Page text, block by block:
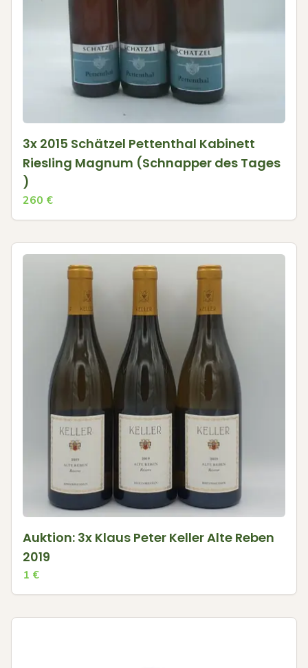
3x 2015 Schätzel Pettenthal Kabinett
Riesling Magnum (Schnapper des Tages
)
260 €
Auktion: 3x Klaus Peter Keller Alte Reben
2019
1 €